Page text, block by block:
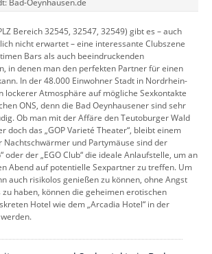
Bad-Oeynhausen.de
Bereich 32545, 32547, 32549) gibt es – auch
nicht erwartet – eine interessante Clubszene
Bars als auch beeindruckenden
in denen man den perfekten Partner für einen
In der 48.000 Einwohner Stadt in Nordrhein-
lockerer Atmosphäre auf mögliche Sexkontakte
ONS, denn die Bad Oeynhausener sind sehr
Ob man mit der Affäre den Teutoburger Wald
doch das „GOP Varieté Theater“, bleibt einem
Nachtschwärmer und Partymäuse sind der
oder der „EGO Club“ die ideale Anlaufstelle, um an
Abend auf potentielle Sexpartner zu treffen. Um
auch risikolos genießen zu können, ohne Angst
haben, können die geheimen erotischen
Hotel wie dem „Arcadia Hotel“ in der